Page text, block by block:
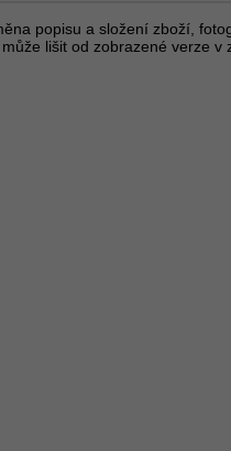
popisu a složení zboží,
lišit od zobrazené verze